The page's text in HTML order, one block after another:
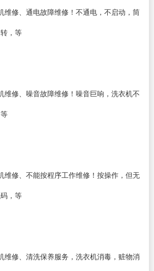
维修、通电故障维修！不通电，不启动，筒
，等
维修、噪音故障维修！噪音巨响，洗衣机不
维修、不能按程序工作维修！按操作，但无
，等
维修、清洗保养服务，洗衣机消毒，赃物消